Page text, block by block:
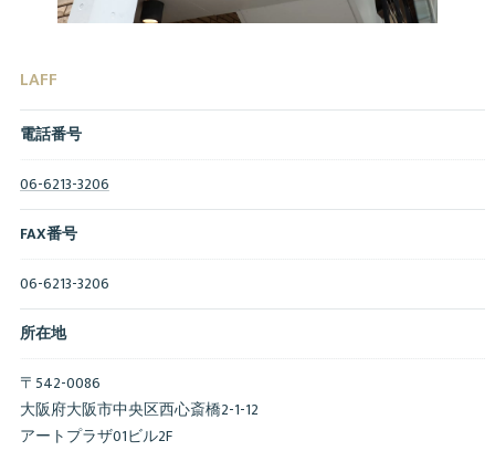
LAFF
電話番号
06-6213-3206
FAX番号
06-6213-3206
所在地
〒542-0086
大阪府大阪市中央区西心斎橋2-1-12
アートプラザ01ビル2F